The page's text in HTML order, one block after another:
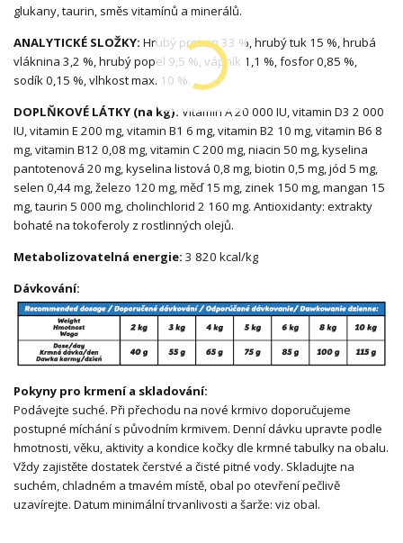
glukany, taurin, směs vitamínů a minerálů.
ANALYTICKÉ SLOŽKY: Hrubý protein 33 %, hrubý tuk 15 %, hrubá
vláknina 3,2 %, hrubý popel 9,5 %, vápník 1,1 %, fosfor 0,85 %,
sodík 0,15 %, vlhkost max. 10 %.
DOPLŇKOVÉ LÁTKY (na kg): Vitamin A 20 000 IU, vitamin D3 2 000
IU, vitamin E 200 mg, vitamin B1 6 mg, vitamin B2 10 mg, vitamin B6 8
mg, vitamin B12 0,08 mg, vitamin C 200 mg, niacin 50 mg, kyselina
pantotenová 20 mg, kyselina listová 0,8 mg, biotin 0,5 mg, jód 5 mg,
selen 0,44 mg, železo 120 mg, měď 15 mg, zinek 150 mg, mangan 15
mg, taurin 5 000 mg, cholinchlorid 2 160 mg. Antioxidanty: extrakty
bohaté na tokoferoly z rostlinných olejů.
Metabolizovatelná energie: 3 820 kcal/kg
Dávkování:
Pokyny pro krmení a skladování:
Podávejte suché. Při přechodu na nové krmivo doporučujeme
postupné míchání s původním krmivem. Denní dávku upravte podle
hmotnosti, věku, aktivity a kondice kočky dle krmné tabulky na obalu.
Vždy zajistěte dostatek čerstvé a čisté pitné vody. Skladujte na
suchém, chladném a tmavém místě, obal po otevření pečlivě
uzavírejte. Datum minimální trvanlivosti a šarže: viz obal.